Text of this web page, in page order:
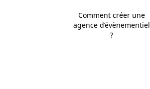
Comment créer une
agence d’évènementiel
?